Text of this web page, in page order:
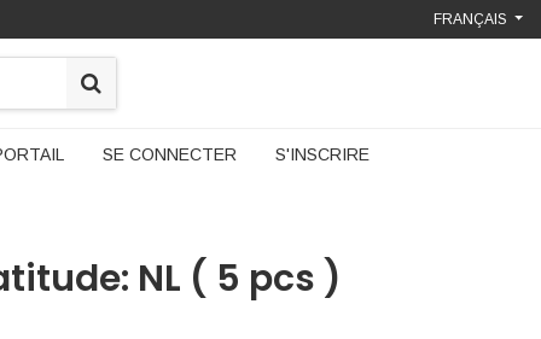
FRANÇAIS
SE CONNECTER S'INSCRIRE
NL ( 5 pcs )